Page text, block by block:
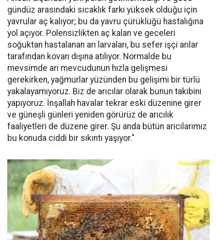
gündüz arasındaki sıcaklık farkı yüksek olduğu için
yavrular aç kalıyor; bu da yavru çürüklüğü hastalığına
yol açıyor. Polensizlikten aç kalan ve geceleri
soğuktan hastalanan arı larvaları, bu sefer işçi arılar
tarafından kovan dışına atılıyor. Normalde bu
mevsimde arı mevcudunun hızla gelişmesi
gerekirken, yağmurlar yüzünden bu gelişimi bir türlü
yakalayamıyoruz. Biz de arıcılar olarak bunun takibini
yapıyoruz. İnşallah havalar tekrar eski düzenine girer
ve güneşli günleri yeniden görürüz de arıcılık
faaliyetleri de düzene girer. Şu anda bütün arıcılarımız
bu konuda ciddi bir sıkıntı yaşıyor."